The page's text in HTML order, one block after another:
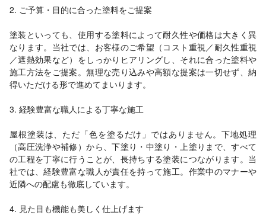
2. ご予算・目的に合った塗料をご提案
塗装といっても、使用する塗料によって耐久性や価格は大きく異
なります。当社では、お客様のご希望（コスト重視／耐久性重視
／遮熱効果など）をしっかりヒアリングし、それに合った塗料や
施工方法をご提案。無理な売り込みや高額な提案は一切せず、納
得いただける形で進めてまいります。
3. 経験豊富な職人による丁寧な施工
屋根塗装は、ただ「色を塗るだけ」ではありません。下地処理
（高圧洗浄や補修）から、下塗り・中塗り・上塗りまで、すべて
の工程を丁寧に行うことが、長持ちする塗装につながります。当
社では、経験豊富な職人が責任を持って施工。作業中のマナーや
近隣への配慮も徹底しています。
4. 見た目も機能も美しく仕上げます